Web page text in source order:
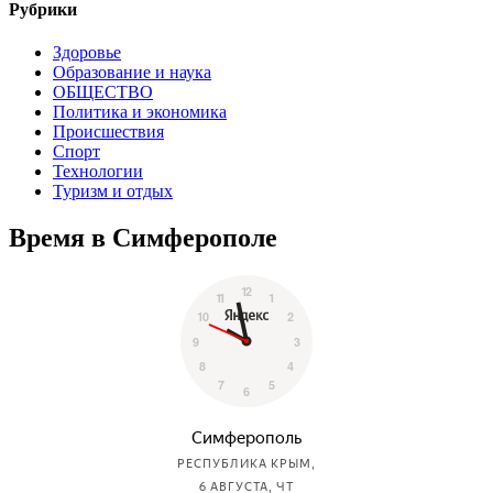
Рубрики
Здоровье
Образование и наука
ОБЩЕСТВО
Политика и экономика
Происшествия
Спорт
Технологии
Туризм и отдых
Время в Симферополе